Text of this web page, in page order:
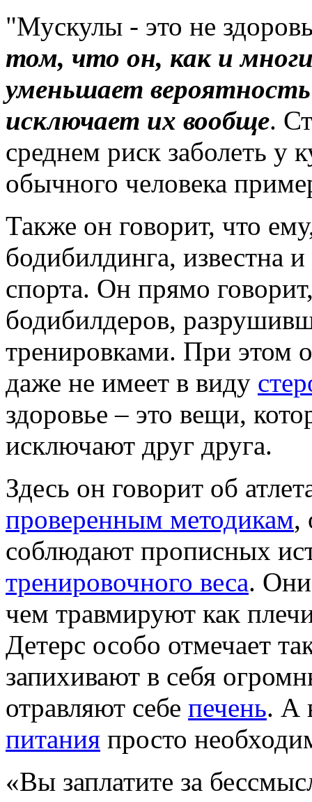
"Мускулы - это не
том, что он, как и
уменьшает вероятность
исключает их вообще.
среднем риск заболеть у
обычного человека
Также он говорит, что
бодибилдинга, известна
спорта. Он прямо
бодибилдеров,
тренировками. При этом
даже не имеет в виду
здоровье – это вещи,
исключают друг друга.
Здесь он говорит об
проверенным методикам,
соблюдают прописных
тренировочного веса. Они
чем травмируют как
Детерс особо отмечает
запихивают в себя
отравляют себе печень. А
питания просто
«Вы заплатите за